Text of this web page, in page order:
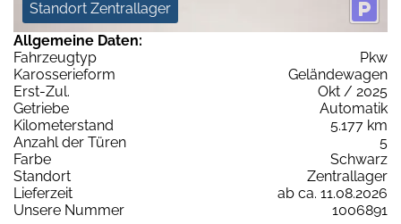
Standort Zentrallager
Allgemeine Daten:
Fahrzeugtyp
Pkw
Karosserieform
Geländewagen
Erst-Zul.
Okt / 2025
Getriebe
Automatik
Kilometerstand
5.177 km
Anzahl der Türen
5
Farbe
Schwarz
Standort
Zentrallager
Lieferzeit
ab ca. 11.08.2026
Unsere Nummer
1006891